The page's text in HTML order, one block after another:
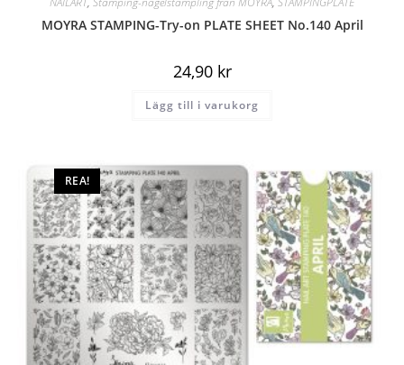
MOYRA STAMPING-Try-on PLATE SHEET No.140 April
24,90 kr
Lägg till i varukorg
REA!